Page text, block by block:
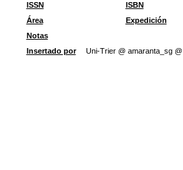
ISSN
ISBN
Área
Expedición
Notas
Insertado por
Uni-Trier @ amaranta_sg @